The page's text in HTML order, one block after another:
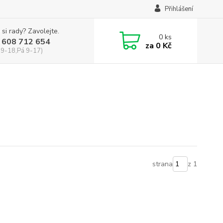
Přihlášení
rady? Zavolejte.
712 654
18,Pá 9-17)
0ks
za 0 Kč
strana z 1